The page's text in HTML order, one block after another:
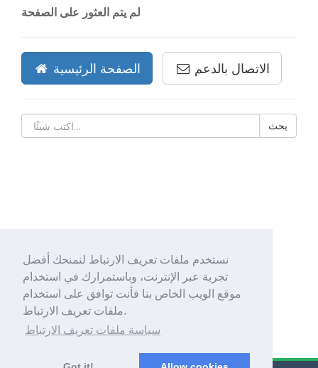
نستخدم ملفات تعريف الارتباط لنمنحك أفضل
تجربة عبر الإنترنت، وباستمرارك في استخدام
موقع الويب الخاص بنا فأنت توافق على استخدام
ملفات تعريف الارتباط.
سياسة ملفات تعريف الارتباط
لم يتم العثور على الصفحة
الصفحة الرئيسية الاتصال بالدعم